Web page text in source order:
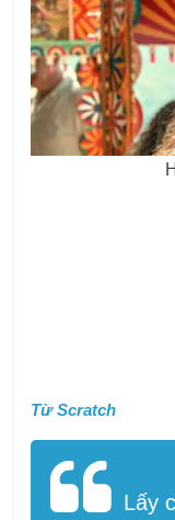
Từ Scratch
Lấy